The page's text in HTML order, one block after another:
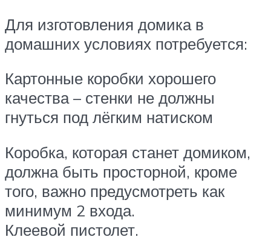
Для изготовления домика в
домашних условиях потребуется:
Картонные коробки хорошего
качества – стенки не должны
гнуться под лёгким натиском
Коробка, которая станет домиком,
должна быть просторной, кроме
того, важно предусмотреть как
минимум 2 входа.
Клеевой пистолет.